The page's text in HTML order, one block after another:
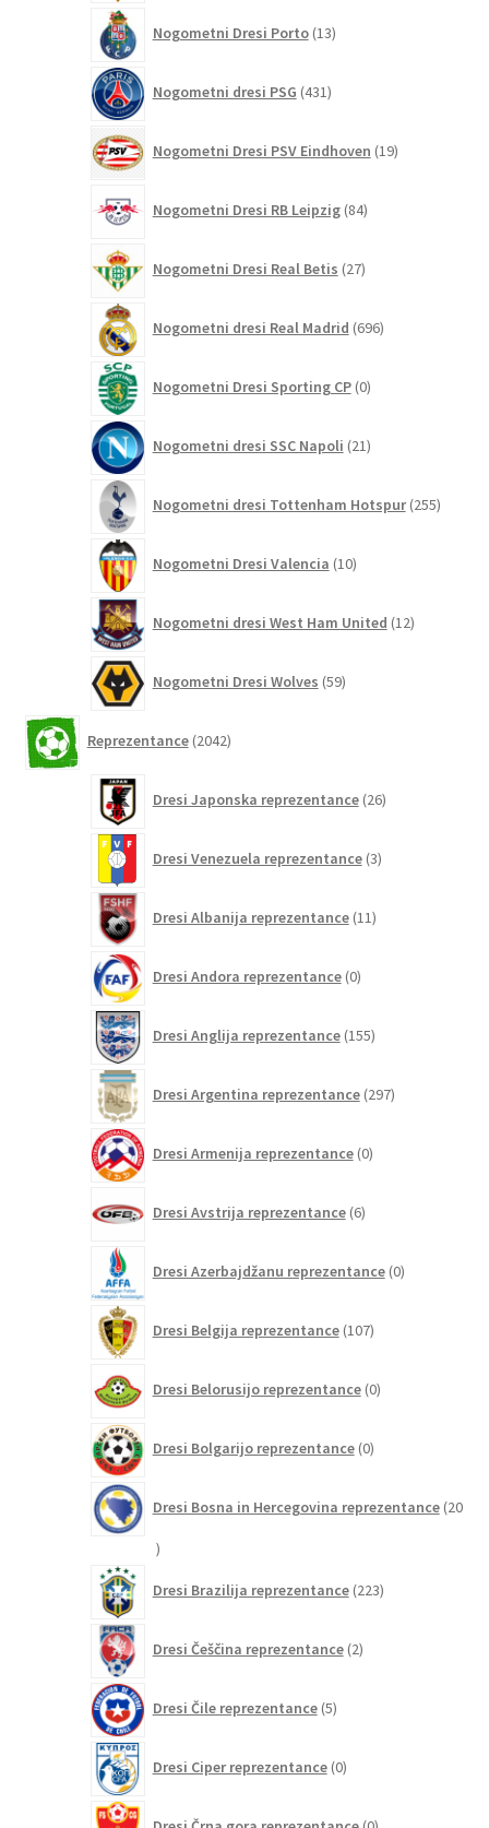
Nogometni Dresi Porto 13izdelkov
Nogometni dresi PSG 431izdelkov
Nogometni Dresi PSV Eindhoven 19izdelkov
Nogometni Dresi RB Leipzig 84izdelkov
Nogometni Dresi Real Betis 27izdelkov
Nogometni dresi Real Madrid 696izdelkov
Nogometni Dresi Sporting CP 0izdelkov
Nogometni dresi SSC Napoli 21izdelkov
Nogometni dresi Tottenham Hotspur 255
Nogometni Dresi Valencia 10izdelkov
Nogometni dresi West Ham United 12izdelkov
Nogometni Dresi Wolves 59izdelkov
Reprezentance 2042izdelkov
Dresi Japonska reprezentance 26izdelkov
Dresi Venezuela reprezentance 3izdelki
Dresi Albanija reprezentance 11izdelkov
Dresi Andora reprezentance 0izdelkov
Dresi Anglija reprezentance 155izdelkov
Dresi Argentina reprezentance 297izdelkov
Dresi Armenija reprezentance 0izdelkov
Dresi Avstrija reprezentance 6izdelkov
Dresi Azerbajdžanu reprezentance 0izdelkov
Dresi Belgija reprezentance 107izdelkov
Dresi Belorusijo reprezentance 0izdelkov
Dresi Bolgarijo reprezentance 0izdelkov
Dresi Bosna in Hercegovina reprezentance 20
20
Dresi Brazilija reprezentance 223izdelkov
Dresi Češčina reprezentance 2izdelka
Dresi Čile reprezentance 5izdelkov
Dresi Ciper reprezentance 0izdelkov